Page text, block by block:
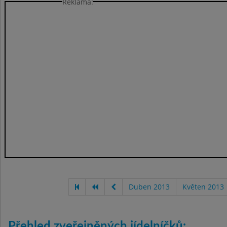
Duben 2013 Květen 2013